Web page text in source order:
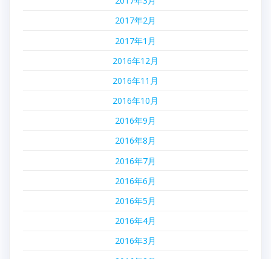
2017年2月
2017年1月
2016年12月
2016年11月
2016年10月
2016年9月
2016年8月
2016年7月
2016年6月
2016年5月
2016年4月
2016年3月